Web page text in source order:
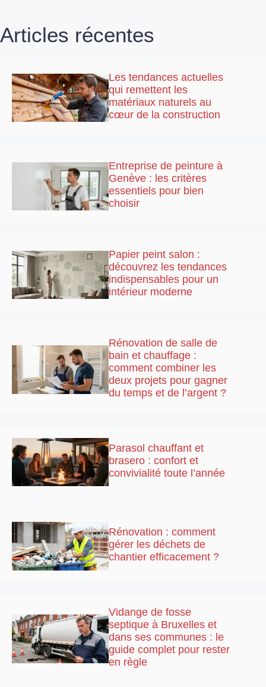
Articles récentes
Les tendances actuelles
qui remettent les
matériaux naturels au
cœur de la construction
Entreprise de peinture à
Genève : les critères
essentiels pour bien
choisir
Papier peint salon :
découvrez les tendances
indispensables pour un
intérieur moderne
Rénovation de salle de
bain et chauffage :
comment combiner les
deux projets pour gagner
du temps et de l’argent ?
Parasol chauffant et
brasero : confort et
convivialité toute l’année
Rénovation : comment
gérer les déchets de
chantier efficacement ?
Vidange de fosse
septique à Bruxelles et
dans ses communes : le
guide complet pour rester
en règle